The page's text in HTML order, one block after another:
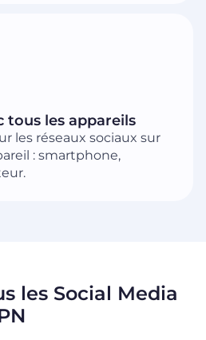
tous les appareils
les réseaux sociaux sur
: smartphone,
les Social Media